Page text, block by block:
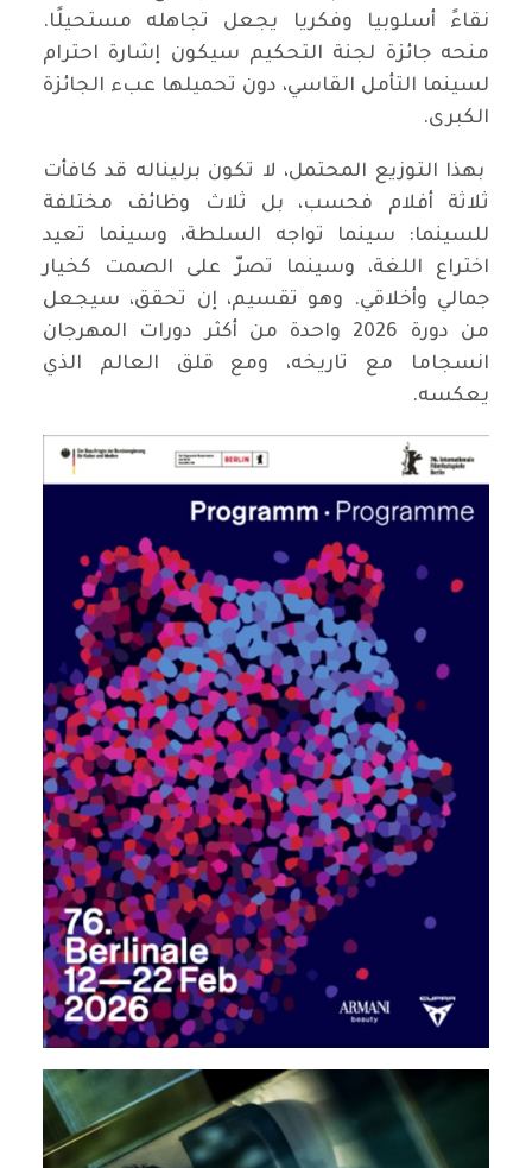
نقاءً أسلوبيا وفكريا يجعل تجاهله مستحيلًا.
منحه جائزة لجنة التحكيم سيكون إشارة احترام
لسينما التأمل القاسي، دون تحميلها عبء الجائزة
الكبرى.
بهذا التوزيع المحتمل، لا تكون برليناله قد كافأت
ثلاثة أفلام فحسب، بل ثلاث وظائف مختلفة
للسينما: سينما تواجه السلطة، وسينما تعيد
اختراع اللغة، وسينما تصرّ على الصمت كخيار
جمالي وأخلاقي. وهو تقسيم، إن تحقق، سيجعل
من دورة 2026 واحدة من أكثر دورات المهرجان
انسجاما مع تاريخه، ومع قلق العالم الذي
يعكسه.